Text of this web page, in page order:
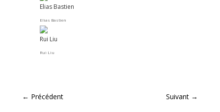
Elias Bastien
Elias Bastien
Rui Liu
Rui Liu
← Précédent Suivant →